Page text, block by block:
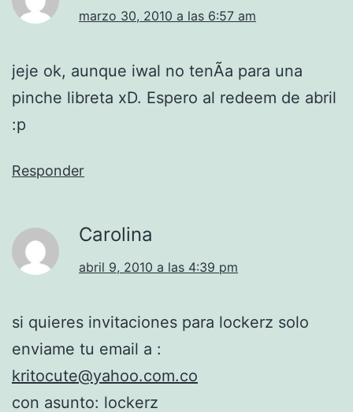
marzo 30, 2010 a las 6:57 am
jeje ok, aunque iwal no tenÃ­a para una
pinche libreta xD. Espero al redeem de abril
:p
Responder
Carolina
abril 9, 2010 a las 4:39 pm
si quieres invitaciones para lockerz solo
enviame tu email a :
kritocute@yahoo.com.co
con asunto: lockerz